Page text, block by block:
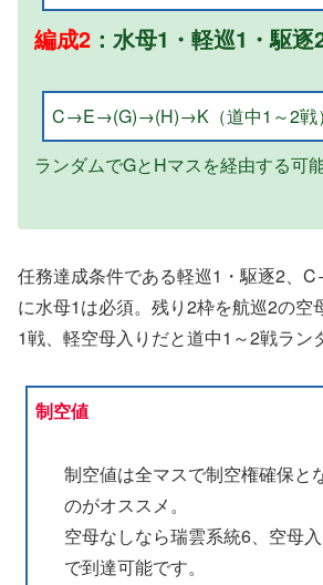
編成2 ：水母1・軽巡1・駆
C→E→(G)→(H)→K（道中1～2戦）
ランダムでGとHマスを経由する可
任務達成条件である軽巡1・駆逐2、
に水母1は必須。残り2枠を航巡2の空
1戦、軽空母入りだと道中1～2戦ラン
制空値
制空値は全マスで制空権確保と
のがオススメ。
空母なしなら瑞雲系統6、空母
で到達可能です。